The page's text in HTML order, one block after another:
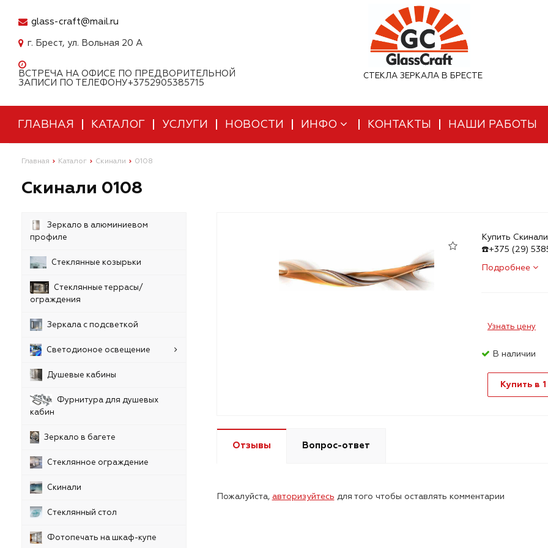
glass-craft@mail.ru
г. Брест, ул. Вольная 20 А
ВСТРЕЧА НА ОФИСЕ ПО ПРЕДВОРИТЕЛЬНОЙ
ЗАПИСИ ПО ТЕЛЕФОНУ+3752905385715
СТЕКЛА ЗЕРКАЛА В БРЕСТЕ
ГЛАВНАЯ КАТАЛОГ УСЛУГИ НОВОСТИ ИНФО КОНТАКТЫ НАШИ РАБОТЫ
Главная Каталог Скинали 0108
Скинали 0108
Зеркало в алюминиевом
профиле
Стеклянные козырьки
Стеклянные террасы/
ограждения
Зеркала с подсветкой
Светодионое освещение
Душевые кабины
Фурнитура для душевых
кабин
Зеркало в багете
Стеклянное ограждение
Скинали
Стеклянный стол
Фотопечать на шкаф-купе
Купить
☎️+375 (29)
Подробнее
Узнать цену
В наличии
Купить в
Отзывы Вопрос-ответ
Пожалуйста, авторизуйтесь для того чтобы оставлять комментарии